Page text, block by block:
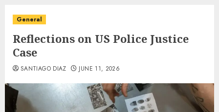
General
Reflections on US Police Justice
Case
SANTIAGO DIAZ JUNE 11, 2026